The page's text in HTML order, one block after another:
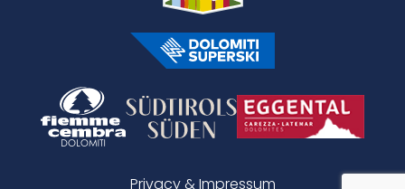
Privacy & Impressum